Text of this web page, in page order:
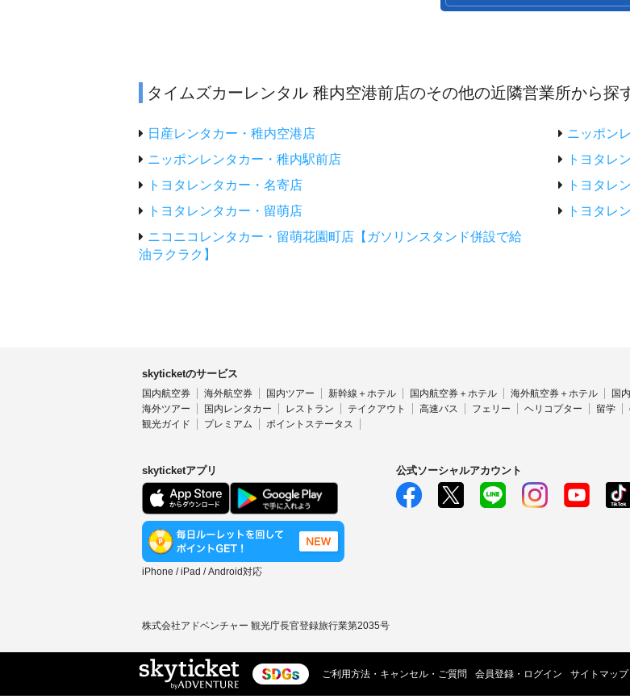
タイムズカーレンタル 稚内空港前店のその他の近隣営業所から探
日産レンタカー・稚内空港店
ニッポン
ニッポンレンタカー・稚内駅前店
トヨタレ
トヨタレンタカー・名寄店
トヨタレ
トヨタレンタカー・留萌店
トヨタレ
ニコニコレンタカー・留萌花園町店【ガソリンスタンド併設で給
油ラクラク】